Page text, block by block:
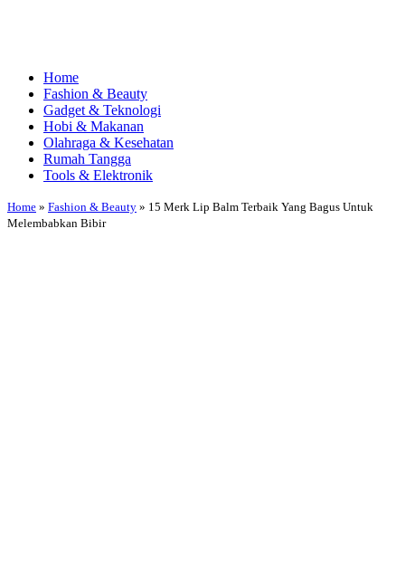
Home
Fashion & Beauty
Gadget & Teknologi
Hobi & Makanan
Olahraga & Kesehatan
Rumah Tangga
Tools & Elektronik
Home » Fashion & Beauty » 15 Merk Lip Balm Terbaik Yang Bagus Untuk
Melembabkan Bibir